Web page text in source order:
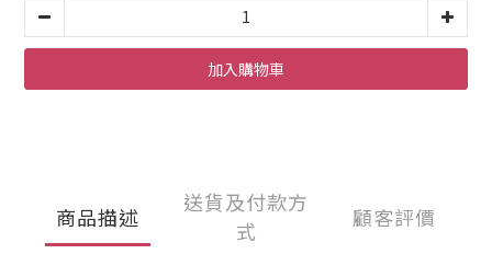
加入購物車
商品描述
送貨及付款方
式
顧客評價